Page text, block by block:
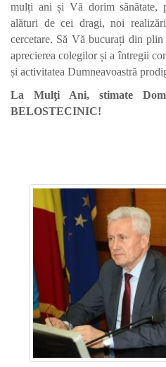
mulți ani și Vă dorim sănătate,
alături de cei dragi, noi
cercetare. Să Vă bucurați din
aprecierea colegilor și a întregii
și activitatea Dumneavoastră
La Mulţi Ani, stimate
BELOSTECINIC!